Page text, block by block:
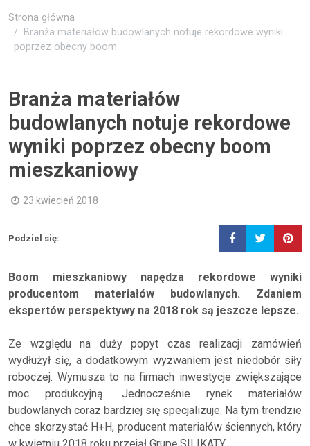
Strona główna
Branża materiałów budowlanych notuje rekordowe wyniki
poprzez obecny boom...
Branża materiałów
budowlanych notuje rekordowe
wyniki poprzez obecny boom
mieszkaniowy
23 kwiecień 2018
Podziel się:
Boom mieszkaniowy napędza rekordowe wyniki
producentom materiałów budowlanych. Zdaniem
ekspertów perspektywy na 2018 rok są jeszcze lepsze.
Ze względu na duży popyt czas realizacji zamówień
wydłużył się, a dodatkowym wyzwaniem jest niedobór siły
roboczej. Wymusza to na firmach inwestycje zwiększające
moc produkcyjną. Jednocześnie rynek materiałów
budowlanych coraz bardziej się specjalizuje. Na tym trendzie
chce skorzystać H+H, producent materiałów ściennych, który